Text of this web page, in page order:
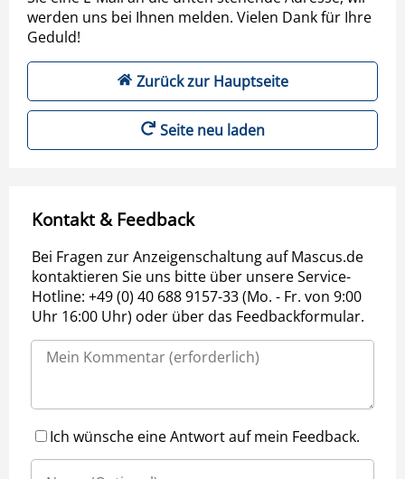
werden uns bei Ihnen melden. Vielen Dank für Ihre
Geduld!
Zurück zur Hauptseite
Seite neu laden
Kontakt & Feedback
Bei Fragen zur Anzeigenschaltung auf Mascus.de
kontaktieren Sie uns bitte über unsere Service-
Hotline: +49 (0) 40 688 9157-33 (Mo. - Fr. von 9:00
Uhr 16:00 Uhr) oder über das Feedbackformular.
Ich wünsche eine Antwort auf mein Feedback.